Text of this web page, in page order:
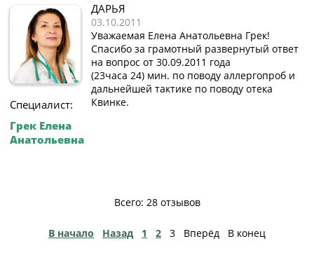
Специалист:
Грек Елена
Анатольевна
ДАРЬЯ
03.10.2011
Уважаемая Елена Анатольевна Грек!
Спасибо за грамотный развернутый ответ
на вопрос от 30.09.2011 года
(23часа 24) мин. по поводу аллергопроб и
дальнейшей тактике по поводу отека
Квинке.
Всего: 28 отзывов
В начало Назад 1 2 3 Вперёд В конец